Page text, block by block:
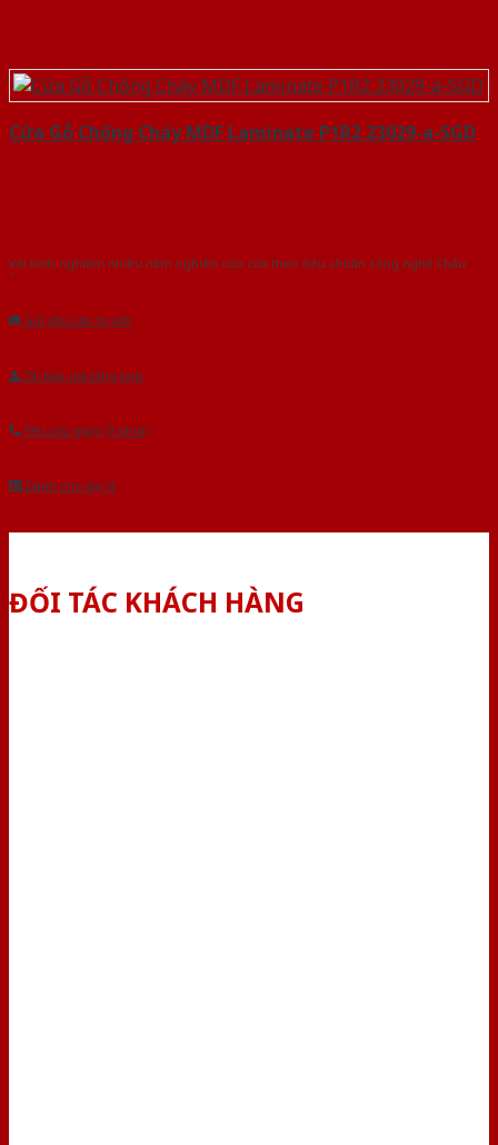
Cửa Gỗ Chống Cháy MDF Laminate P1R2 23029-a-SGD
Với kinh nghiệm nhiêu năm nghiên cứu cửa theo tiêu chuẩn công nghệ Châu
Âu.Chúng tôi tự tin là nhà sản xuất & cung cấp hàng đầu tại Việt Nam!
Gửi yêu cầu tư vấn
Tải báo giá tổng hợp
Yêu cầu gọi lại (3 phút)
Dành cho đại lý
ĐỐI TÁC KHÁCH HÀNG